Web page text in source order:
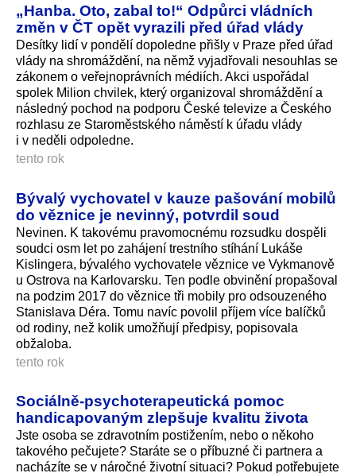
„Hanba. Oto, zabal to!“ Odpůrci vládních
změn v ČT opět vyrazili před úřad vlády
Desítky lidí v pondělí dopoledne přišly v Praze před úřad
vlády na shromáždění, na němž vyjadřovali nesouhlas se
zákonem o veřejnoprávních médiích. Akci uspořádal
spolek Milion chvilek, který organizoval shromáždění a
následný pochod na podporu České televize a Českého
rozhlasu ze Staroměstského náměstí k úřadu vlády
i v neděli odpoledne.
tento rok
Bývalý vychovatel v kauze pašování mobilů
do věznice je nevinný, potvrdil soud
Nevinen. K takovému pravomocnému rozsudku dospěli
soudci osm let po zahájení trestního stíhání Lukáše
Kislingera, bývalého vychovatele věznice ve Vykmanově
u Ostrova na Karlovarsku. Ten podle obvinění propašoval
na podzim 2017 do věznice tři mobily pro odsouzeného
Stanislava Déra. Tomu navíc povolil příjem více balíčků
od rodiny, než kolik umožňují předpisy, popisovala
obžaloba.
tento rok
Sociálně‑psychoterapeutická pomoc
handicapovaným zlepšuje kvalitu života
Jste osoba se zdravotním postižením, nebo o někoho
takového pečujete? Staráte se o příbuzné či partnera a
nacházíte se v náročné životní situaci? Pokud potřebujete